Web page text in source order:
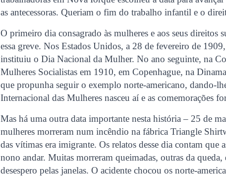
as antecessoras. Queriam o fim do trabalho infantil e o
O primeiro dia consagrado às mulheres e aos seus direitos
essa greve. Nos Estados Unidos, a 28 de fevereiro de
instituiu o Dia Nacional da Mulher. No ano seguinte, na
Mulheres Socialistas em 1910, em Copenhague, na
que propunha seguir o exemplo norte-americano, dando-
Internacional das Mulheres nasceu aí e as comemorações
Mas há uma outra data importante nesta história – 25 de
mulheres morreram num incêndio na fábrica Triangle
das vítimas era imigrante. Os relatos desse dia contam que
nono andar. Muitas morreram queimadas, outras da queda,
desespero pelas janelas. O acidente chocou os norte-